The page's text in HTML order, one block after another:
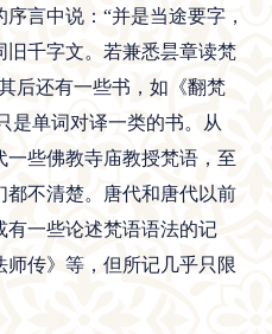
言中说：“并是当途要字，
千字文。若兼悉昙章读梵
后还有一些书，如《翻梵
是单词对译一类的书。从
一些佛教寺庙教授梵语，至
不清楚。唐代和唐代以前
有一些论述梵语语法的记
传》等，但所记几乎只限